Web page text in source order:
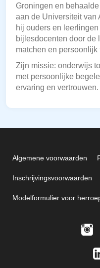
Groningen en
aan de Universiteit van
hij ouders en
bijlesdocenten door de
matchen en persoonlijk
Zijn missie: onderwijs
met persoonlijke
ervaring en vertrouwen.
Algemene voorwaarden
Inschrijvingsvoorwaarden
Modelformulier voor